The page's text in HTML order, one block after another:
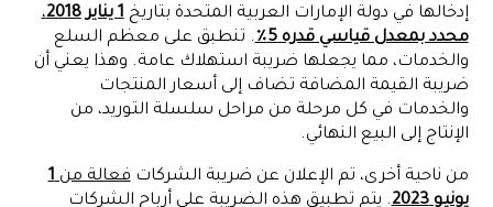
إدخالها في دولة الإمارات العربية المتحدة بتاريخ1 يناير 2018
،
محدد بمعدل قياسي قدره 5٪
. تنطبق على معظم السلع
والخدمات، مما يجعلها ضريبة استهلاك عامة. وهذا يعني أن
ضريبة القيمة المضافة تضاف إلى أسعار المنتجات
والخدمات في كل مرحلة من مراحل سلسلة التوريد، من
الإنتاج إلى البيع النهائي.
من ناحية أخرى، تم الإعلان عن ضريبة الشركاتفعالة من1
يونيو 2023
. يتم تطبيق هذه الضريبة على أرباح الشركات